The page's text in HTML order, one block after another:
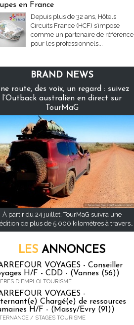
en France
Depuis plus de 32 ans, Hôtels
Circuits France (HCF) s’impose
comme un partenaire de référence
pour les professionnels...
BRAND NEWS
route, des voix, un regard : suivez
l’Outback australien en direct sur
TourMaG
À partir du 24 juillet, TourMaG suivra une
de plus de 5 000 kilomètres à travers...
LES ANNONCES
VOYAGES - Conseiller
H/F - CDD - (Vannes (56))
D'EMPLOI TOURISME
VOYAGES -
Chargé(e) de ressources
H/F - (Massy/Evry (91))
/ STAGES TOURISME